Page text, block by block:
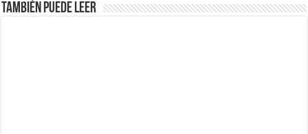
También puede leer